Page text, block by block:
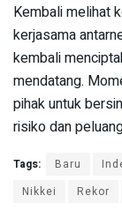
Kembali melihat
kerjasama
kembali
mendatang.
pihak untuk
risiko dan
Tags: Baru
Nikkei
Rekor